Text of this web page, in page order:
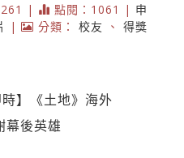
| 點閱：1061 | 申
| 分類： 校友 、 得獎
】《土地》海外
幕後英雄